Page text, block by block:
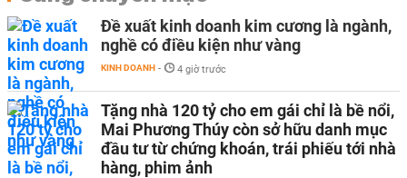
Đề xuất kinh doanh kim cương là ngành,
nghề có điều kiện như vàng
KINH DOANH - 4 giờ trước
Tặng nhà 120 tỷ cho em gái chỉ là bề nổi,
Mai Phương Thúy còn sở hữu danh mục
đầu tư từ chứng khoán, trái phiếu tới nhà
hàng, phim ảnh